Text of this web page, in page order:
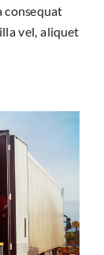
consequat
vel, aliquet